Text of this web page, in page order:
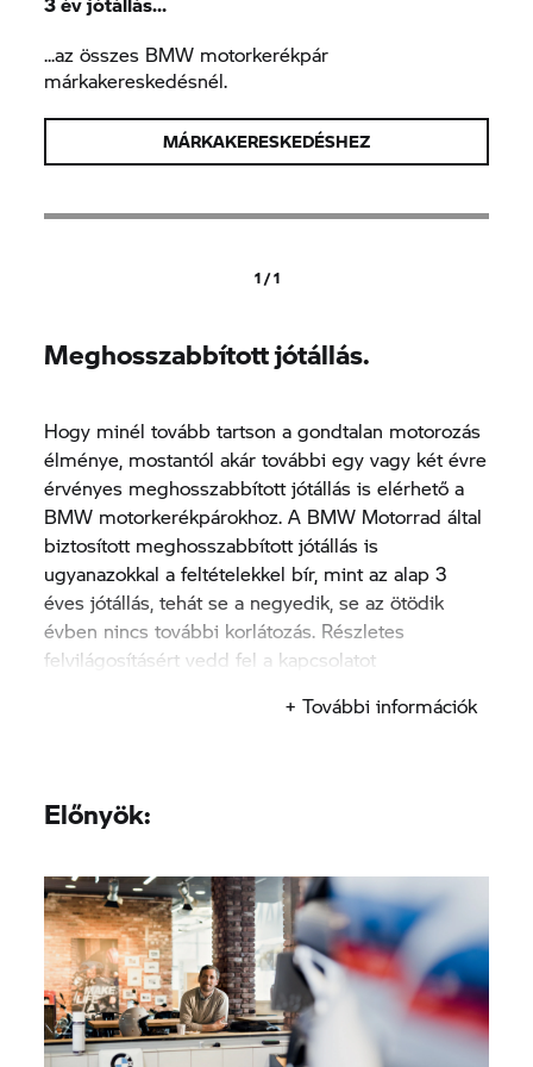
...az összes BMW motorkerékpár
márkakereskedésnél.
MÁRKAKERESKEDÉSHEZ
1 / 1
Meghosszabbított jótállás.
Hogy minél tovább tartson a gondtalan motorozás
élménye, mostantól akár további egy vagy két évre
érvényes meghosszabbított jótállás is elérhető a
BMW motorkerékpárokhoz. A BMW Motorrad által
biztosított meghosszabbított jótállás is
ugyanazokkal a feltételekkel bír, mint az alap 3
éves jótállás, tehát se a negyedik, se az ötödik
évben nincs további korlátozás. Részletes
felvilágosításért vedd fel a kapcsolatot
+ További információk
Előnyök: